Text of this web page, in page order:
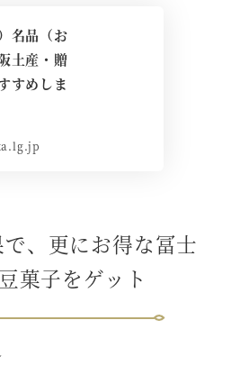
名品（お
土産・贈
すめしま
、更にお得な冨士
菓子をゲット